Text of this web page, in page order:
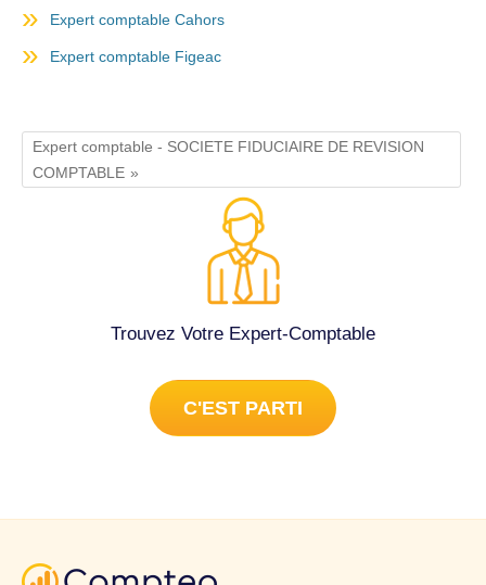
Expert comptable Cahors
Expert comptable Figeac
Expert comptable - SOCIETE FIDUCIAIRE DE REVISION
COMPTABLE
Trouvez Votre Expert-Comptable
C'EST PARTI